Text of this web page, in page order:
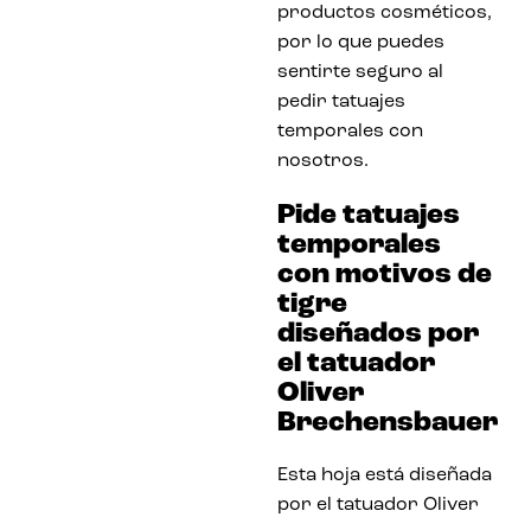
productos cosméticos,
por lo que puedes
sentirte seguro al
pedir tatuajes
temporales con
nosotros.
Pide tatuajes
temporales
con motivos de
tigre
diseñados por
el tatuador
Oliver
Brechensbauer
Esta hoja está diseñada
por el tatuador Oliver